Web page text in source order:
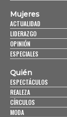
Mujeres
ACTUALIDAD
LIDERAZGO
OPINIÓN
ESPECIALES
Quién
ESPECTÁCULOS
REALEZA
CÍRCULOS
MODA